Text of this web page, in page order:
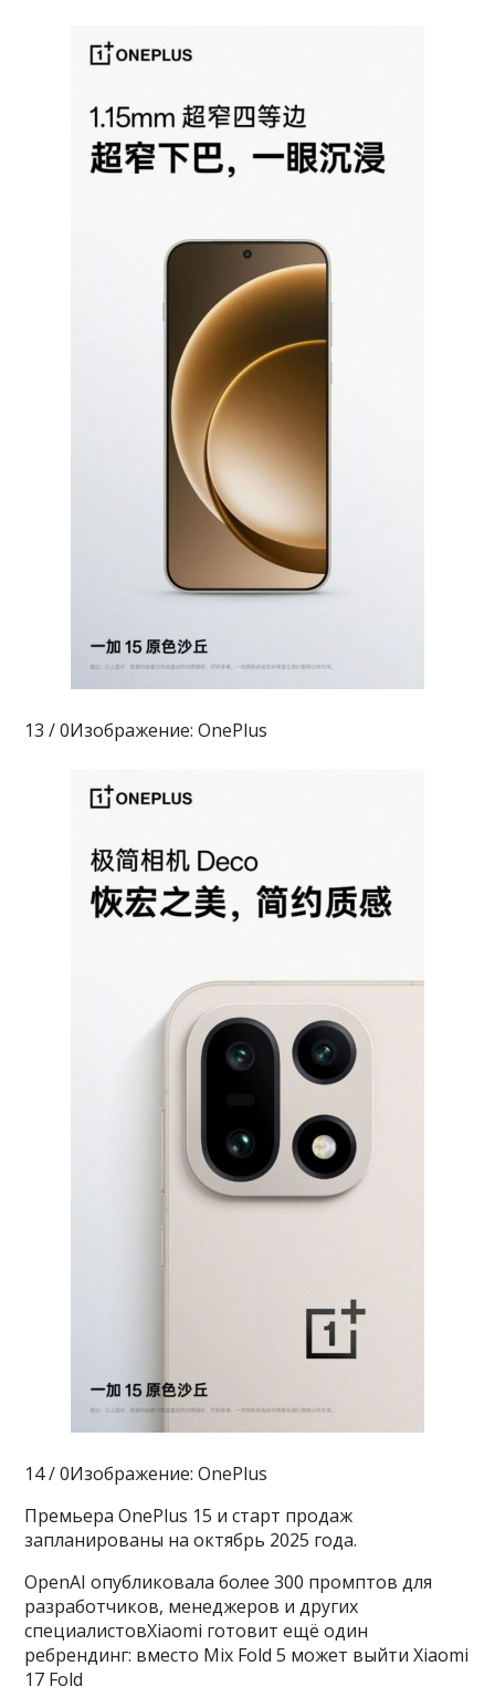
13 / 0Изображение: OnePlus
14 / 0Изображение: OnePlus
Премьера OnePlus 15 и старт продаж
запланированы на октябрь 2025 года.
OpenAI опубликовала более 300 промптов для
разработчиков, менеджеров и других
специалистовXiaomi готовит ещё один
ребрендинг: вместо Mix Fold 5 может выйти Xiaomi
17 Fold